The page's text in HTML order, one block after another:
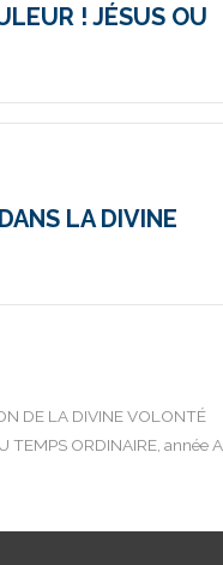
! JÉSUS OU
LA DIVINE
DE LA DIVINE VOLONTÉ
TEMPS ORDINAIRE, année